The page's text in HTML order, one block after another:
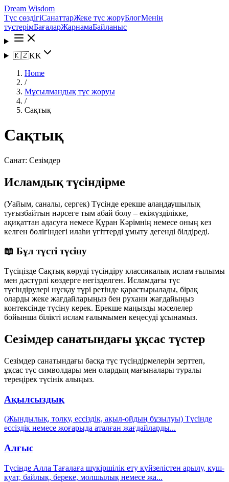
Dream Wisdom
Түс сөздігіСанаттарЖеке түс жоруБлогМенің
түстерімБағаларЖарнамаБайланыс
🇰🇿KK
Home
/
Мұсылмандық түс жоруы
/
Сақтық
Сақтық
Санат: Сезімдер
Исламдық түсіндірме
(Уайым, саналы, сергек) Түсінде ерекше алаңдаушылық
туғызбайтын нәрсеге тым абай болу – екіжүзділікке,
ақиқаттан адасуға немесе Құран Кәрімнің немесе оның кез
келген бөлігіндегі илаһи үгіттерді ұмыту дегенді білдіреді.
📖 Бұл түсті түсіну
Түсіңізде Сақтық көруді түсіндіру классикалық ислам ғылымы
мен дәстүрлі көздерге негізделген. Исламдағы түс
түсіндірулері нұсқау түрі ретінде қарастырылады, бірақ
оларды жеке жағдайларыңыз бен рухани жағдайыңыз
контексінде түсіну керек. Ерекше маңызды мәселелер
бойынша білікті ислам ғалымымен кеңесуді ұсынамыз.
Сезімдер санатындағы ұқсас түстер
Сезімдер санатындағы басқа түс түсіндірмелерін зерттеп,
ұқсас түс символдары мен олардың мағыналары туралы
тереңірек түсінік алыңыз.
Ақылсыздық
(Жындылық, толқу, ессіздік, ақыл-ойдың бұзылуы) Түсінде
ессіздік немесе жоғарыда аталған жағдайларды...
Алғыс
Түсінде Алла Тағалаға шүкіршілік ету күйзелістен арылу, күш-
қуат, байлық, береке, молшылық немесе жа...